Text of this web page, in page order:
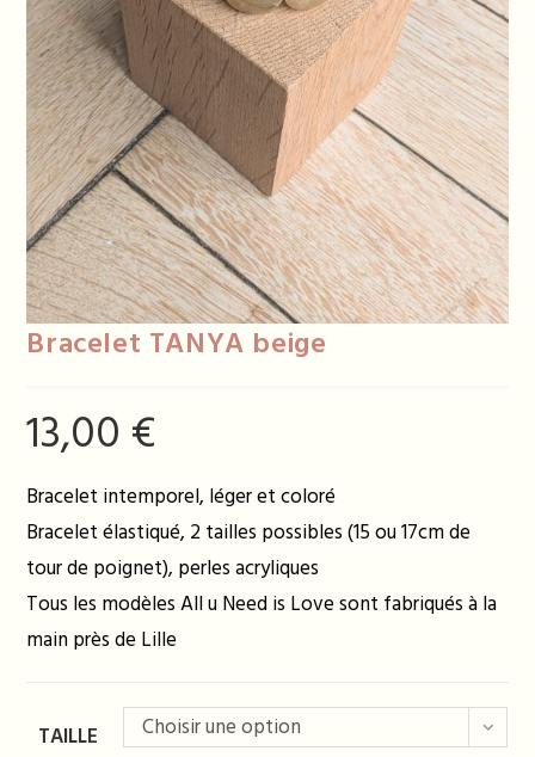
Bracelet TANYA beige
13,00 €
Bracelet intemporel, léger et coloré
Bracelet élastiqué, 2 tailles possibles (15 ou 17cm de
tour de poignet), perles acryliques
Tous les modèles All u Need is Love sont fabriqués à la
main près de Lille
TAILLE Choisir une option